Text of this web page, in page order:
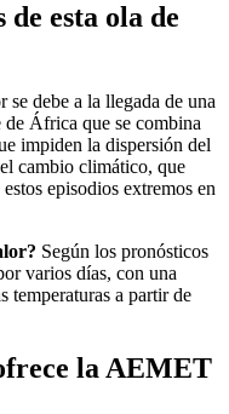
de esta ola de
debe a la llegada de una
de África que se combina
impiden la dispersión del
cambio climático, que
episodios extremos en
Según los pronósticos
varios días, con una
temperaturas a partir de
la AEMET